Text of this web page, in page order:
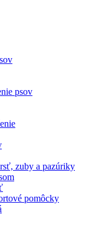
psov
zuby a pazúriky
pomôcky